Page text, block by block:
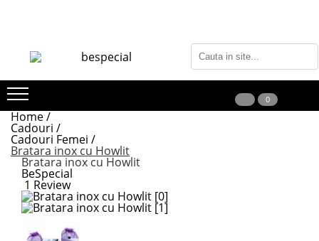
0
Home /
Cadouri /
Cadouri Femei /
Bratara inox cu Howlit
Bratara inox cu Howlit
BeSpecial
1 Review